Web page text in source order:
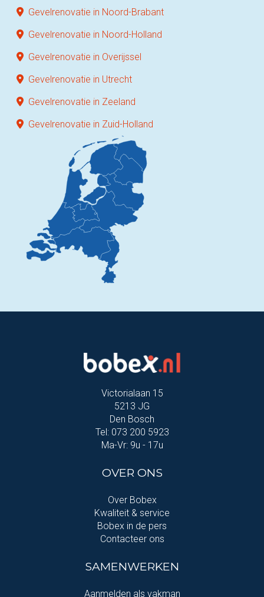
Gevelrenovatie in Noord-Brabant
Gevelrenovatie in Noord-Holland
Gevelrenovatie in Overijssel
Gevelrenovatie in Utrecht
Gevelrenovatie in Zeeland
Gevelrenovatie in Zuid-Holland
Victorialaan 15
5213 JG
Den Bosch
Tel: 073 200 5923
Ma-Vr: 9u - 17u
OVER ONS
Over Bobex
Kwaliteit & service
Bobex in de pers
Contacteer ons
SAMENWERKEN
Aanmelden als vakman